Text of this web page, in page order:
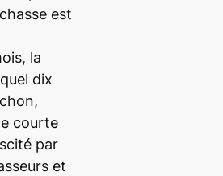
est
la
dix
courte
par
et